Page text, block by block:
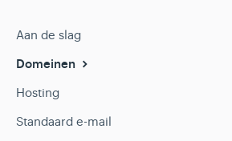
Aan de slag
Domeinen
Hosting
Standaard e-mail